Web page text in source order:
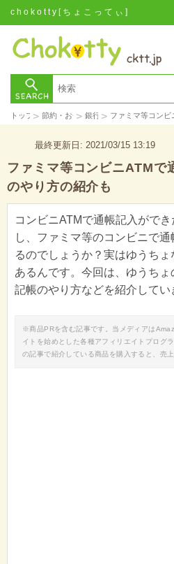
chokotty[ちょこってぃ]
トップ > 節約・お金> 銀行 > ファミマ等コンビ
最終更新日: 2021/03/15 13:19
ファミマ等コンビニATMで
のやり方の紹介も
コンビニATMで通帳記入がで
し、ファミマ等のコンビニで
るのでしょうか？実はゆうち
あるんです。今回は、ゆうち
記帳のやり方などを紹介してい
※商品PRを含む記事です。当メディアは
イトを始めとした各種アフィリエイトプログ
の記事で紹介している商品を購入すると、売